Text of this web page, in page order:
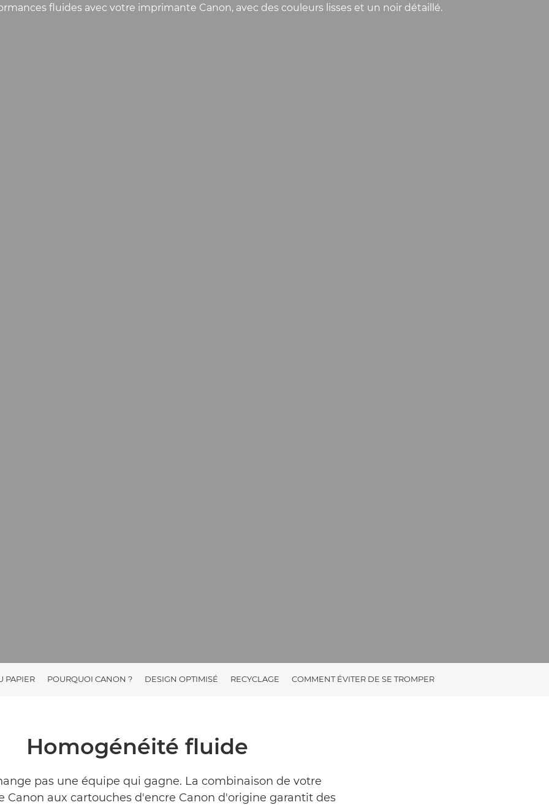
fluides avec votre imprimante Canon, avec des couleurs lisses et un noir détaillé.
PAPIER POURQUOI CANON ? DESIGN OPTIMISÉ RECYCLAGE COMMENT ÉVITER DE SE TROMPER
Homogénéité fluide
pas une équipe qui gagne. La combinaison de votre
Canon aux cartouches d'encre Canon d'origine garantit des